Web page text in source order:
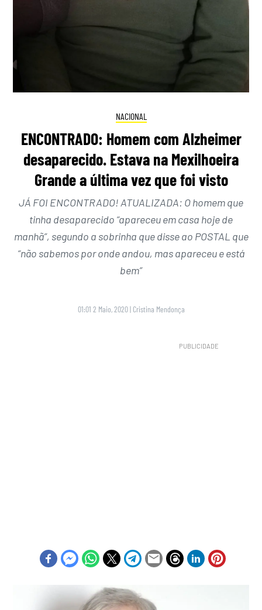
NACIONAL
ENCONTRADO: Homem com Alzheimer
desaparecido. Estava na Mexilhoeira
Grande a última vez que foi visto
JÁ FOI ENCONTRADO! ATUALIZADA: O homem que
tinha desaparecido “apareceu em casa hoje de
manhã”, segundo a sobrinha que disse ao POSTAL que
“não sabemos por onde andou, mas apareceu e está
bem”
01:01 2 Maio, 2020 | Cristina Mendonça